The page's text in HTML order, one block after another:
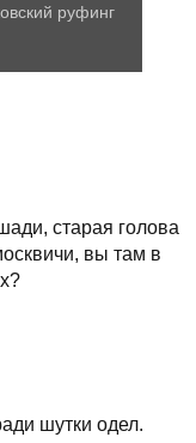
руфинг
старая голова
вы там в
шутки одел.